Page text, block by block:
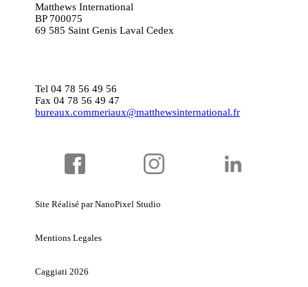
Matthews International
BP 700075
69 585 Saint Genis Laval Cedex
Tel 04 78 56 49 56
Fax 04 78 56 49 47
bureaux.commeriaux@matthewsinternational.fr
Site Réalisé par NanoPixel Studio
Mentions Legales
Caggiati 2026